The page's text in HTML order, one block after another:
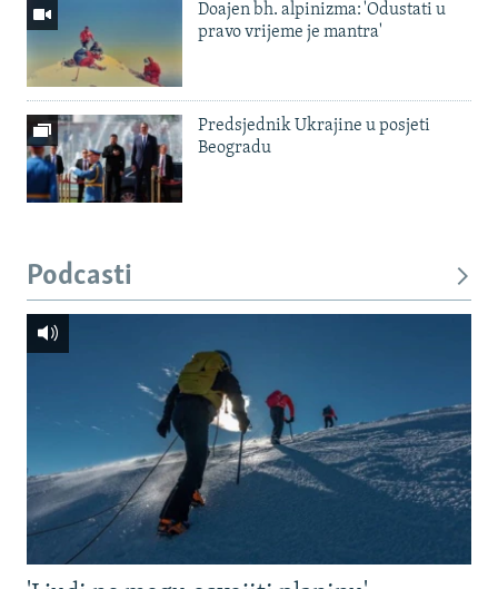
Doajen bh. alpinizma: 'Odustati u
pravo vrijeme je mantra'
Predsjednik Ukrajine u posjeti
Beogradu
Podcasti